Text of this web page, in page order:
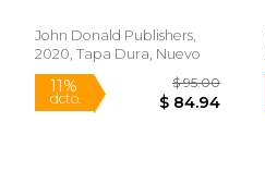
John Donald Publishers,
2020, Tapa Dura, Nuevo